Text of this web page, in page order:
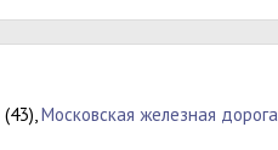
(43),Московская железная дорога